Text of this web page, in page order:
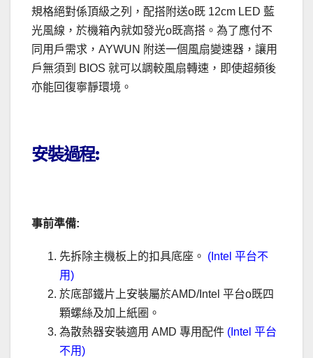
規格絕對係頂級之列，配搭附送o既 12cm LED 藍
光風線，於機箱內就如發光o既高搭。為了應付不
同用戶需求，AYWUN 附送一個風扇變速器，讓用
戶無須到 BIOS 就可以調較風扇轉速，即使超頻後
亦能回復寧靜環境。
安裝過程:
事前準備:
先拆除主機板上的扣具底座。 (Intel 平台不
用)
於底部鐵片上安裝屬於AMD/Intel 平台o既四
顆螺絲及加上紙圈。
為散熱器安裝適用 AMD 專用配件 (Intel 平台
不用)